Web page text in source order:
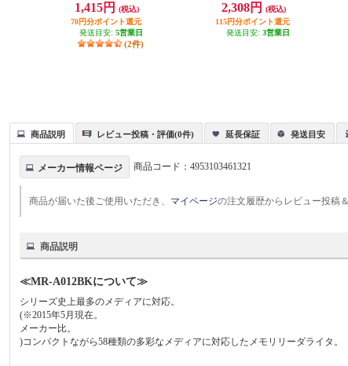
ク】 BSCR120U3CBK
1,415円
(税込)
70円分ポイント還元
発送目安: 5営業日
(2件)
2,308円
(税込)
115円分ポイント還元
発送目安: 3営業日
商品説明 レビュー投稿・評価(0件) 延長保証 発送目安
メーカー情報ページ 商品コード：4953103461321
商品が届いた後ご使用いただき、 マイページの注文履歴からレビュー投稿
商品説明
≪MR-A012BKについて≫
シリーズ史上最多のメディアに対応。
(※2015年5月現在。
メーカー比。
)コンパクトながら58種類の多彩なメディアに対応したメモリリーダライタ。